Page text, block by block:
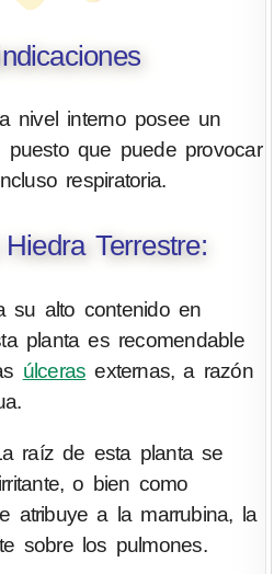
nivel interno posee un
puesto que puede provocar
respiratoria.
Terrestre:
su alto contenido en
planta es recomendable
úlceras externas, a razón
raíz de esta planta se
o bien como
atribuye a la marrubina, la
sobre los pulmones.